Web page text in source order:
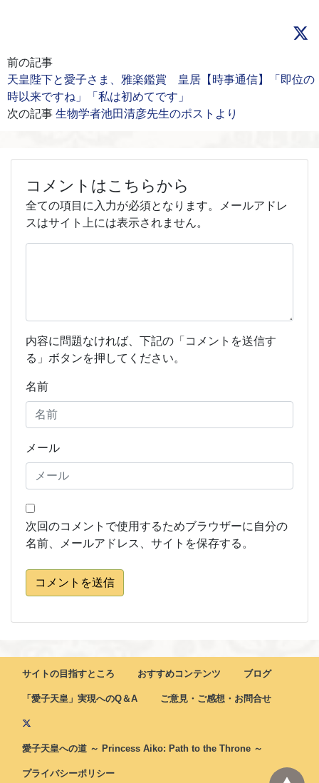
前の記事
天皇陛下と愛子さま、雅楽鑑賞 皇居【時事通信】「即位の
時以来ですね」「私は初めてです」
次の記事 生物学者池田清彦先生のポストより
コメントはこちらから
全ての項目に入力が必須となります。メールアドレ
スはサイト上には表示されません。
内容に問題なければ、下記の「コメントを送信す
る」ボタンを押してください。
名前
メール
次回のコメントで使用するためブラウザーに自分の
名前、メールアドレス、サイトを保存する。
コメントを送信
サイトの目指すところ おすすめコンテンツ ブログ
「愛子天皇」実現へのQ＆A ご意見・ご感想・お問合せ
愛子天皇への道 ～ Princess Aiko: Path to the Throne ～
プライバシーポリシー